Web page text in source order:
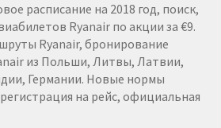
расписание на 2018 год, поиск,
Ryanair по акции за €9.
Ryanair, бронирование
из Польши, Литвы, Латвии,
Германии. Новые нормы
на рейс, официальная